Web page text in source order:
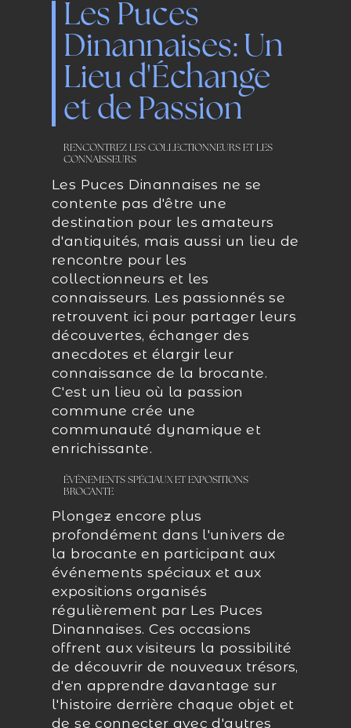
Les Puces
Dinannaises: Un
Lieu d'Échange
et de Passion
RENCONTREZ LES COLLECTIONNEURS ET LES
CONNAISSEURS
Les Puces Dinannaises ne se
contente pas d'être une
destination pour les amateurs
d'antiquités, mais aussi un lieu de
rencontre pour les
collectionneurs et les
connaisseurs. Les passionnés se
retrouvent ici pour partager leurs
découvertes, échanger des
anecdotes et élargir leur
connaissance de la brocante.
C'est un lieu où la passion
commune crée une
communauté dynamique et
enrichissante.
ÉVÉNEMENTS SPÉCIAUX ET EXPOSITIONS
BROCANTE
Plongez encore plus
profondément dans l'univers de
la brocante en participant aux
événements spéciaux et aux
expositions organisés
régulièrement par Les Puces
Dinannaises. Ces occasions
offrent aux visiteurs la possibilité
de découvrir de nouveaux trésors,
d'en apprendre davantage sur
l'histoire derrière chaque objet et
de se connecter avec d'autres